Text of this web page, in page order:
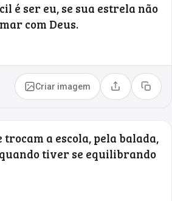
é ser eu, se sua estrela não
com Deus.
Criar imagem Compartilhar
Copiar
trocam a escola, pela balada,
tiver se equilibrando